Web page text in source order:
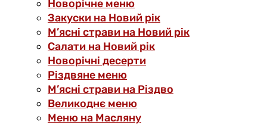
Новорічне меню
Закуски на Новий рік
М’ясні страви на Новий рік
Салати на Новий рік
Новорічні десерти
Різдвяне меню
М’ясні страви на Різдво
Великоднє меню
Меню на Масляну